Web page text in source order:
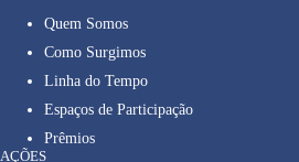
Quem Somos
Como Surgimos
Linha do Tempo
Espaços de Participação
Prêmios
AÇÕES